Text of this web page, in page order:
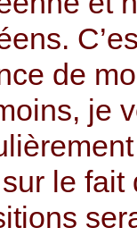
de
je
le fait